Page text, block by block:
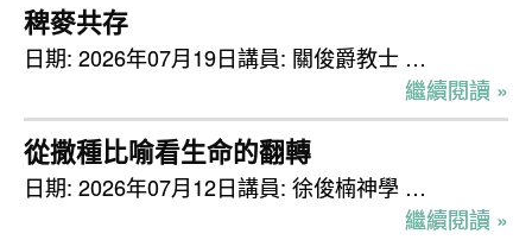
稗麥共存
日期: 2026年07月19日講員: 關俊爵教士 …
繼續閱讀 »
從撒種比喻看生命的翻轉
日期: 2026年07月12日講員: 徐俊楠神學 …
繼續閱讀 »